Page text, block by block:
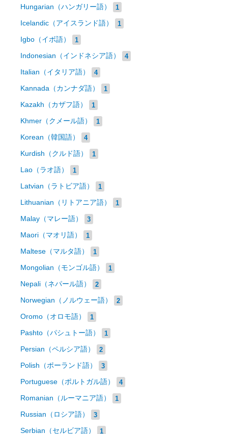
Hungarian（ハンガリー語） 1
Icelandic（アイスランド語） 1
Igbo（イボ語） 1
Indonesian（インドネシア語） 4
Italian（イタリア語） 4
Kannada（カンナダ語） 1
Kazakh（カザフ語） 1
Khmer（クメール語） 1
Korean（韓国語） 4
Kurdish（クルド語） 1
Lao（ラオ語） 1
Latvian（ラトビア語） 1
Lithuanian（リトアニア語） 1
Malay（マレー語） 3
Maori（マオリ語） 1
Maltese（マルタ語） 1
Mongolian（モンゴル語） 1
Nepali（ネパール語） 2
Norwegian（ノルウェー語） 2
Oromo（オロモ語） 1
Pashto（パシュトー語） 1
Persian（ペルシア語） 2
Polish（ポーランド語） 3
Portuguese（ポルトガル語） 4
Romanian（ルーマニア語） 1
Russian（ロシア語） 3
Serbian（セルビア語） 1